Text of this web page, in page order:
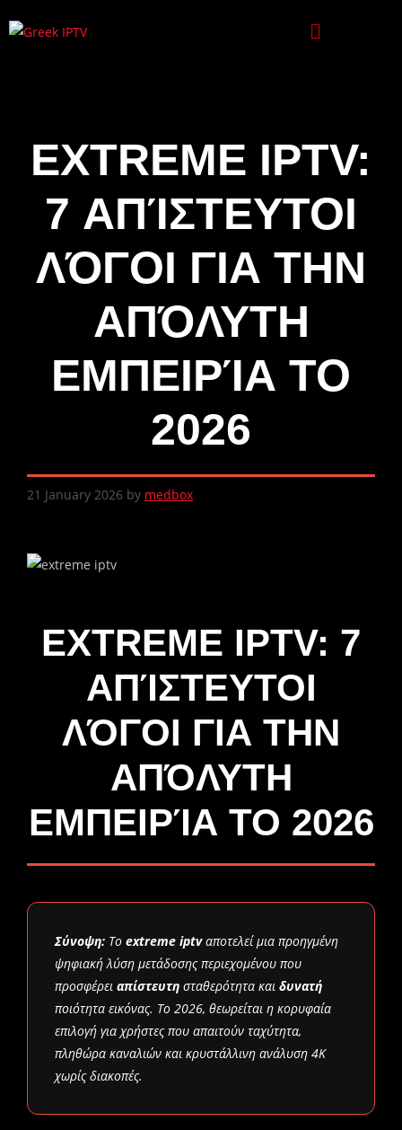
EXTREME IPTV:
7 ΑΠΊΣΤΕΥΤΟΙ
ΛΌΓΟΙ ΓΙΑ ΤΗΝ
ΑΠΌΛΥΤΗ
ΕΜΠΕΙΡΊΑ ΤΟ
2026
21 January 2026 by medbox
EXTREME IPTV: 7
ΑΠΊΣΤΕΥΤΟΙ
ΛΌΓΟΙ ΓΙΑ ΤΗΝ
ΑΠΌΛΥΤΗ
ΕΜΠΕΙΡΊΑ ΤΟ 2026
Σύνοψη: Το extreme iptv αποτελεί μια προηγμένη
ψηφιακή λύση μετάδοσης περιεχομένου που
προσφέρει απίστευτη σταθερότητα και δυνατή
ποιότητα εικόνας. Το 2026, θεωρείται η κορυφαία
επιλογή για χρήστες που απαιτούν ταχύτητα,
πληθώρα καναλιών και κρυστάλλινη ανάλυση 4K
χωρίς διακοπές.